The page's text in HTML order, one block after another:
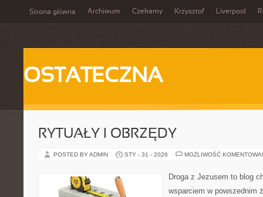
Strona główna Archiwum Czekamy Krzysztof Liverpool
OSTATECZNA
RYTUAŁY I OBRZĘDY
POSTED BY ADMIN STY - 31 - 2026 MOŻLIWOŚĆ
Droga z Jezusem to blog
wsparciem w powszednim